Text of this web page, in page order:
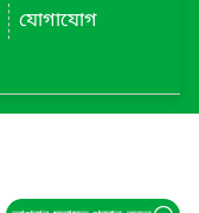
যোগাযোগ